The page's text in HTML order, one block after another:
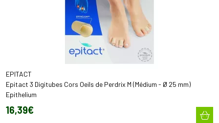
EPITACT
Epitact 3 Digitubes Cors Oeils de Perdrix M (Médium - Ø 25 mm)
Epithelium
16,39€